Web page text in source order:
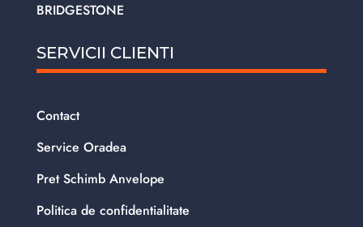
BRIDGESTONE
SERVICII CLIENTI
Contact
Service Oradea
Pret Schimb Anvelope
Politica de confidentialitate